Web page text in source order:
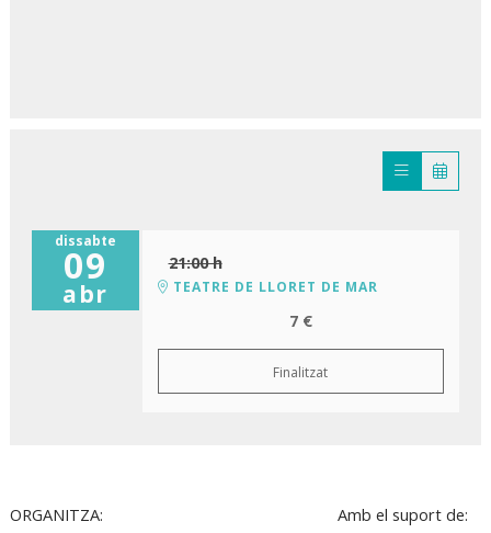
dissabte
09
abr
21:00 h
TEATRE DE LLORET DE MAR
7 €
Finalitzat
ORGANITZA: Amb el suport de: